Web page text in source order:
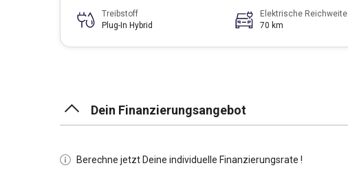
Treibstoff
Plug-In Hybrid
Elektrische Reichweite
70 km
Dein Finanzierungsangebot
Berechne jetzt Deine individuelle Finanzierungsrate !